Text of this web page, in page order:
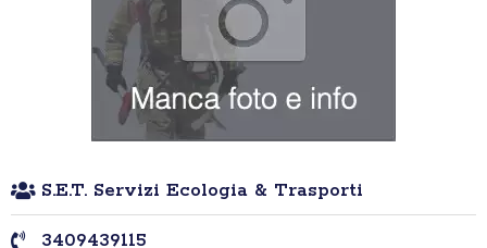
S.E.T. Servizi Ecologia & Trasporti
3409439115